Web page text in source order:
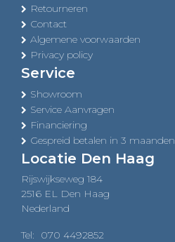
Retourneren
Contact
Algemene voorwaarden
Privacy policy
Service
Showroom
Service Aanvragen
Financiering
Gespreid betalen in 3 maanden
Locatie Den Haag
Rijswijkseweg 184
2516 EL Den Haag
Nederland
Tel: 070 4492852